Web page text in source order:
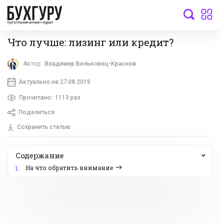
бухгалтерский интернет-журнал
Что лучше: лизинг или кредит?
Автор: Владимир Бельковец-Краснов
Актуально на 27.08.2019
Прочитано: 1113 раз
Поделиться
Сохранить статью
Содержание
1. На что обратить внимание